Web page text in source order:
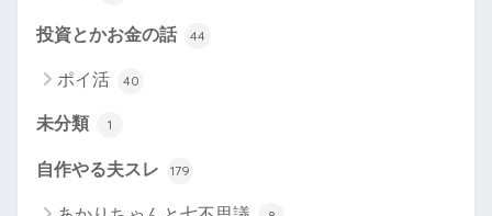
投資とかお金の話 44
ポイ活 40
未分類 1
自作やる夫スレ 179